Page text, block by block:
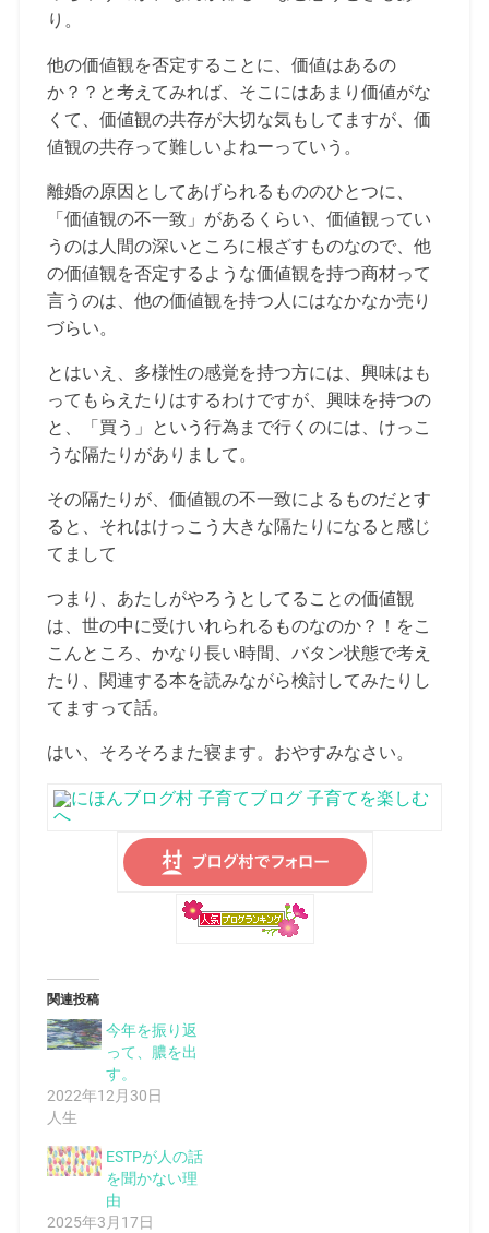
り。
他の価値観を否定することに、価値はあるの
か？？と考えてみれば、そこにはあまり価値がな
くて、価値観の共存が大切な気もしてますが、価
値観の共存って難しいよねーっていう。
離婚の原因としてあげられるもののひとつに、
「価値観の不一致」があるくらい、価値観ってい
うのは人間の深いところに根ざすものなので、他
の価値観を否定するような価値観を持つ商材って
言うのは、他の価値観を持つ人にはなかなか売り
づらい。
とはいえ、多様性の感覚を持つ方には、興味はも
ってもらえたりはするわけですが、興味を持つの
と、「買う」という行為まで行くのには、けっこ
うな隔たりがありまして。
その隔たりが、価値観の不一致によるものだとす
ると、それはけっこう大きな隔たりになると感じ
てまして
つまり、あたしがやろうとしてることの価値観
は、世の中に受けいれられるものなのか？！をこ
こんところ、かなり長い時間、バタン状態で考え
たり、関連する本を読みながら検討してみたりし
てますって話。
はい、そろそろまた寝ます。おやすみなさい。
関連投稿
今年を振り返
って、膿を出
す。
2022年12月30日
人生
ESTPが人の話
を聞かない理
由
2025年3月17日